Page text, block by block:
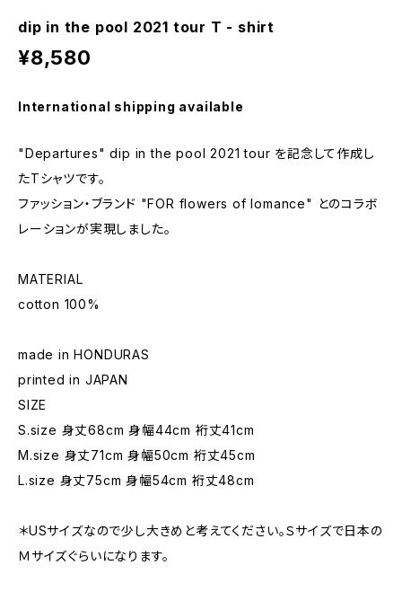
dip in the pool 2021 tour T - shirt
¥8,580
International shipping available
"Departures" dip in the pool 2021 tour を記念して作成し
たTシャツです。
ファッション・ブランド "FOR flowers of lomance" とのコラボ
レーションが実現しました。
MATERIAL
cotton 100%
made in HONDURAS
printed in JAPAN
SIZE
S.size 身丈68cm 身幅44cm 裄丈41cm
M.size 身丈71cm 身幅50cm 裄丈45cm
L.size 身丈75cm 身幅54cm 裄丈48cm
＊USサイズなので少し大きめと考えてください。Ｓサイズで日本の
Ｍサイズぐらいになります。